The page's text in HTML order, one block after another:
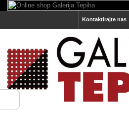
Kontaktirajte nas